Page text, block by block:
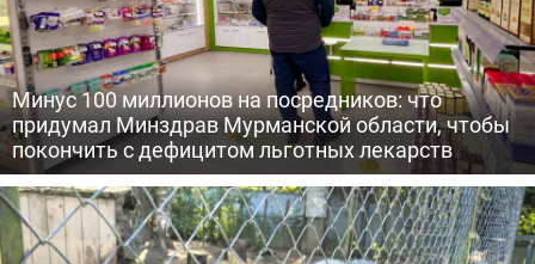
Минус 100 миллионов на посредников: что
придумал Минздрав Мурманской области, чтобы
покончить с дефицитом льготных лекарств